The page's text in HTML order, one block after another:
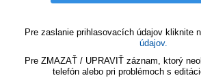
Pre zaslanie prihlasovacích údajov kliknite
údajov.
Pre ZMAZAŤ / UPRAVIŤ záznam, ktorý
telefón alebo pri problémoch s